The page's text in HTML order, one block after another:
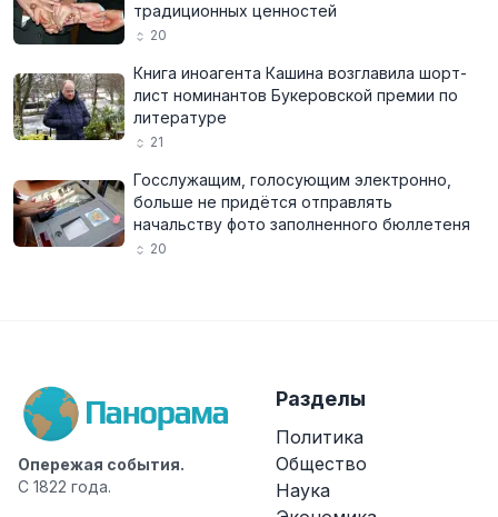
традиционных ценностей
20
Книга иноагента Кашина возглавила шорт-
лист номинантов Букеровской премии по
литературе
21
Госслужащим, голосующим электронно,
больше не придётся отправлять
начальству фото заполненного бюллетеня
20
Опережая события.
С 1822 года.
Разделы
Политика
Общество
Наука